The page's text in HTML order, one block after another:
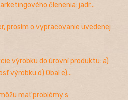
členenia: jadr...
prosím o vypracovanie uvedenej
výrobku do úrovní produktu: a)
výrobku d) Obal e)...
mať problémy s